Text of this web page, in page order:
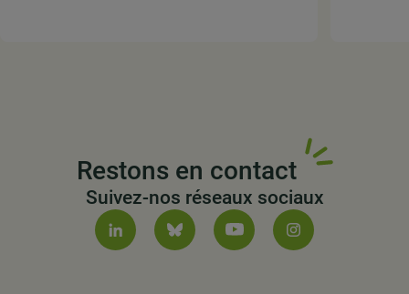
Restons en contact
Suivez-nos réseaux sociaux